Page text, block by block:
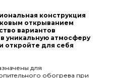
конструкция
открыванием
вариантов
уникальную атмосферу
откройте для себя
для
обогрева при